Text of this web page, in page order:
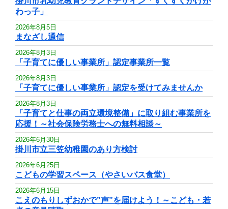
わっ子」
2026年8月5日
まなざし通信
2026年8月3日
「子育てに優しい事業所」認定事業所一覧
2026年8月3日
「子育てに優しい事業所」認定を受けてみませんか
2026年8月3日
「子育てと仕事の両立環境整備」に取り組む事業所を
応援！～社会保険労務士への無料相談～
2026年6月30日
掛川市立三笠幼稚園のあり方検討
2026年6月25日
こどもの学習スペース（やさいバス食堂）
2026年6月15日
こえのもりしずおかで”声”を届けよう！～こども・若